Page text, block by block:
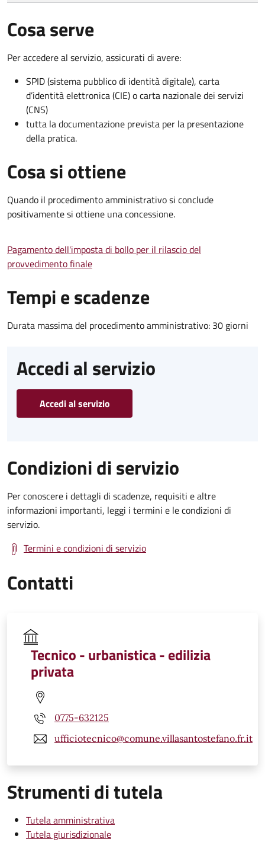
Cosa serve
Per accedere al servizio, assicurati di avere:
SPID (sistema pubblico di identità digitale), carta
d’identità elettronica (CIE) o carta nazionale dei servizi
(CNS)
tutta la documentazione prevista per la presentazione
della pratica.
Cosa si ottiene
Quando il procedimento amministrativo si conclude
positivamente si ottiene una concessione.
Pagamento dell'imposta di bollo per il rilascio del
provvedimento finale
Tempi e scadenze
Durata massima del procedimento amministrativo: 30 giorni
Accedi al servizio
Accedi al servizio
Condizioni di servizio
Per conoscere i dettagli di scadenze, requisiti e altre
informazioni importanti, leggi i termini e le condizioni di
servizio.
Termini e condizioni di servizio
Contatti
Tecnico - urbanistica - edilizia
privata
0775-632125
ufficiotecnico@comune.villasantostefano.fr.it
Strumenti di tutela
Tutela amministrativa
Tutela giurisdizionale